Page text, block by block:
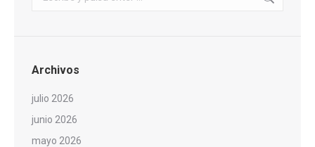
Archivos
julio 2026
junio 2026
mayo 2026